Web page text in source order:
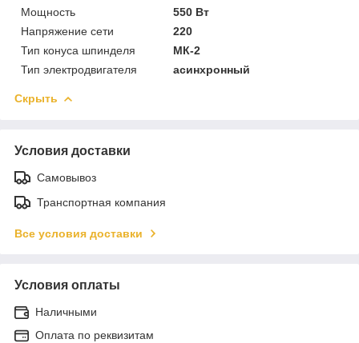
Мощность
550 Вт
Напряжение сети
220
Тип конуса шпинделя
МК-2
Тип электродвигателя
асинхронный
Скрыть
Условия доставки
Самовывоз
Транспортная компания
Все условия доставки
Условия оплаты
Наличными
Оплата по реквизитам